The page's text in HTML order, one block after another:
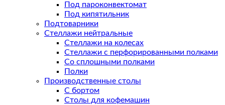
Под пароконвектомат
Под кипятильник
Подтоварники
Стеллажи нейтральные
Стеллажи на колесах
Стеллажи с перфорированными полками
Со сплошными полками
Полки
Производственные столы
С бортом
Столы для кофемашин